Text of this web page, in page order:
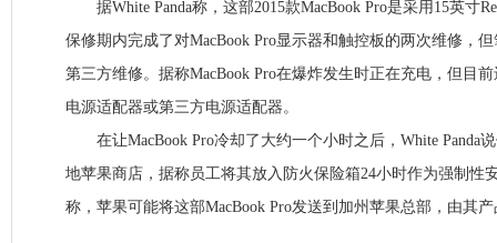
据White Panda称，这部2015款MacBook Pro是采用15英寸
保修期内完成了对MacBook Pro显示器和触控板的两次维修，
第三方维修。据称MacBook Pro在爆炸发生时正在充电，但目
电源适配器或第三方电源适配器。
在让MacBook Pro冷却了大约一个小时之后，White Panda
地苹果商店，据称员工将其放入防火保险箱24小时作为强制性
称，苹果可能将这部MacBook Pro发送到加州苹果总部，由其